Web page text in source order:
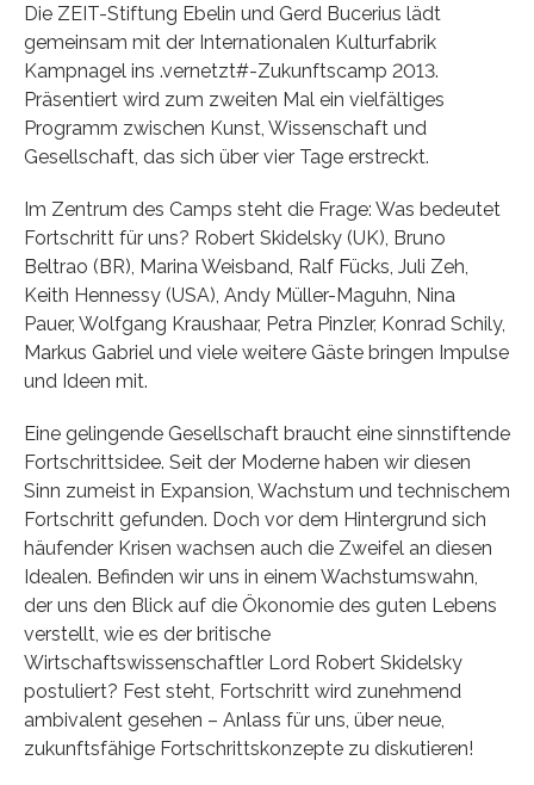
Die ZEIT-Stiftung Ebelin und Gerd Bucerius lädt
gemeinsam mit der Internationalen Kulturfabrik
Kampnagel ins .vernetzt#-Zukunftscamp 2013.
Präsentiert wird zum zweiten Mal ein vielfältiges
Programm zwischen Kunst, Wissenschaft und
Gesellschaft, das sich über vier Tage erstreckt.
Im Zentrum des Camps steht die Frage: Was bedeutet
Fortschritt für uns? Robert Skidelsky (UK), Bruno
Beltrao (BR), Marina Weisband, Ralf Fücks, Juli Zeh,
Keith Hennessy (USA), Andy Müller-Maguhn, Nina
Pauer, Wolfgang Kraushaar, Petra Pinzler, Konrad Schily,
Markus Gabriel und viele weitere Gäste bringen Impulse
und Ideen mit.
Eine gelingende Gesellschaft braucht eine sinnstiftende
Fortschrittsidee. Seit der Moderne haben wir diesen
Sinn zumeist in Expansion, Wachstum und technischem
Fortschritt gefunden. Doch vor dem Hintergrund sich
häufender Krisen wachsen auch die Zweifel an diesen
Idealen. Befinden wir uns in einem Wachstumswahn,
der uns den Blick auf die Ökonomie des guten Lebens
verstellt, wie es der britische
Wirtschaftswissenschaftler Lord Robert Skidelsky
postuliert? Fest steht, Fortschritt wird zunehmend
ambivalent gesehen – Anlass für uns, über neue,
zukunftsfähige Fortschrittskonzepte zu diskutieren!